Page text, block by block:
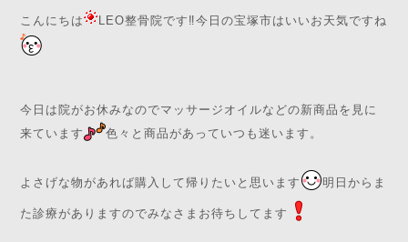
こんにちは LEO整骨院です‼️今日の宝塚市はいいお天気ですね
今日は院がお休みなのでマッサージオイルなどの新商品を見に
来ています
色々と商品があっていつも迷います。
よさげな物があれば購入して帰りたいと思います 明日からま
た診療がありますのでみなさまお待ちしてます